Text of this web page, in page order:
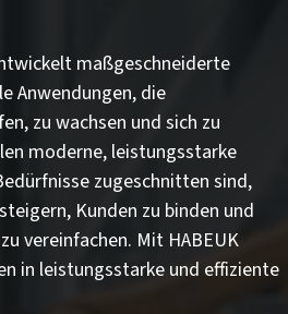
maßgeschneiderte
Anwendungen, die
zu wachsen und sich zu
moderne, leistungsstarke
zugeschnitten sind,
, Kunden zu binden und
vereinfachen. Mit HABEUK
in leistungsstarke und effiziente